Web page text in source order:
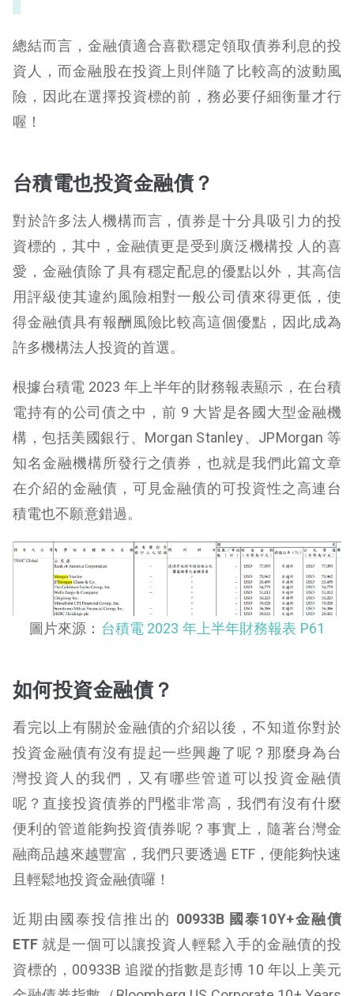
總結而言，金融債適合喜歡穩定領取債券利息的投
資人，而金融股在投資上則伴隨了比較高的波動風
險，因此在選擇投資標的前，務必要仔細衡量才行
喔！
台積電也投資金融債？
對於許多法人機構而言，債券是十分具吸引力的投
資標的，其中，金融債更是受到廣泛機構投 人的喜
愛，金融債除了具有穩定配息的優點以外，其高信
用評級使其違約風險相對一般公司債來得更低，使
得金融債具有報酬風險比較高這個優點，因此成為
許多機構法人投資的首選。
根據台積電 2023 年上半年的財務報表顯示，在台積
電持有的公司債之中，前 9 大皆是各國大型金融機
構，包括美國銀行、Morgan Stanley、JPMorgan 等
知名金融機構所發行之債券，也就是我們此篇文章
在介紹的金融債，可見金融債的可投資性之高連台
積電也不願意錯過。
圖片來源： 台積電 2023 年上半年財務報表 P61
如何投資金融債？
看完以上有關於金融債的介紹以後，不知道你對於
投資金融債有沒有提起一些興趣了呢？那麼身為台
灣投資人的我們，又有哪些管道可以投資金融債
呢？直接投資債券的門檻非常高，我們有沒有什麼
便利的管道能夠投資債券呢？事實上，隨著台灣金
融商品越來越豐富，我們只要透過 ETF，便能夠快速
且輕鬆地投資金融債囉！
近期由國泰投信推出的 00933B 國泰10Y+金融債
ETF 就是一個可以讓投資人輕鬆入手的金融債的投
資標的，00933B 追蹤的指數是彭博 10 年以上美元